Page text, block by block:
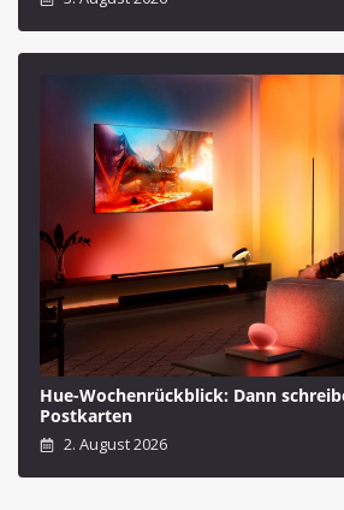
Hue-Wochenrückblick: Dann
Postkarten
2. August 2026